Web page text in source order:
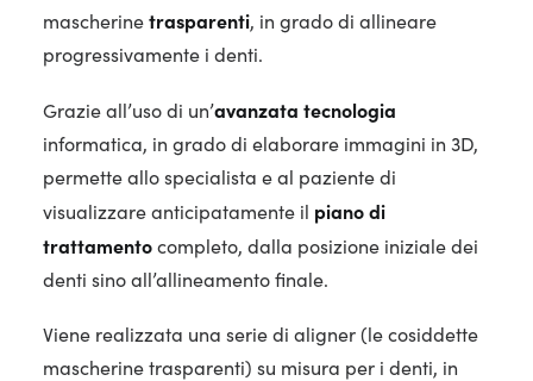
mascherinetrasparenti, in grado di allineare
progressivamente i denti.
Grazie all’uso di un’avanzata tecnologia
informatica, in grado di elaborare immagini in 3D,
permette allo specialista e al paziente di
visualizzare anticipatamente il piano di
trattamentocompleto, dalla posizione iniziale dei
denti sino all’allineamento finale.
Viene realizzata una serie di aligner (le cosiddette
mascherine trasparenti) su misura per i denti, in